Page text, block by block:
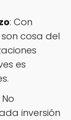
: Con
cosa del
es
No
inversión